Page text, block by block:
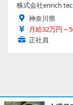
株式会社enrich
神奈川県
月給32万円～
正社員